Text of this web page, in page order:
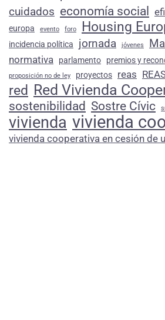
cuidados economía social
europa
evento foro Housing
incidencia política jornada jóvenes
normativa parlamento premios y
proposición no de ley proyectos reas
red Red Vivienda
sostenibilidad Sostre Cívic
vivienda vivienda
vivienda cooperativa en cesión de